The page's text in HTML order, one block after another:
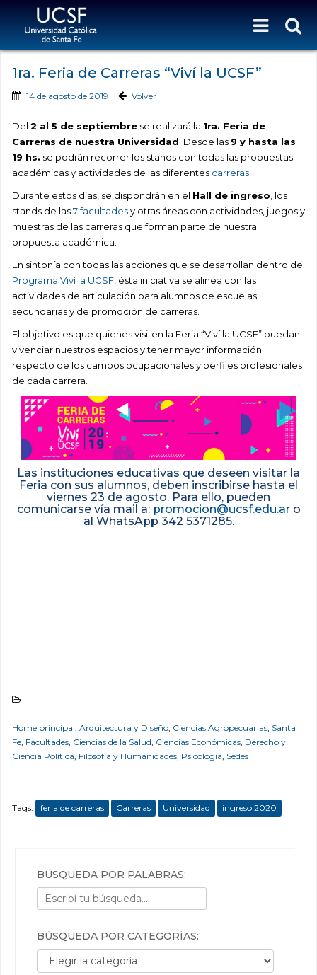
1ra. Feria de Carreras “Viví la UCSF”
14 de agosto de 2019 Volver
Del 2 al 5 de septiembre se realizará la 1ra. Feria de
Carreras de nuestra Universidad . Desde las 9 y hasta las
19 hs. se podrán recorrer los stands con todas las propuestas
académicas y actividades de las diferentes carreras
Durante estos días, se dispondrán en el Hall de ingreso , los
stands de las7 facultadesy otras áreas con actividades, juegos y
muestras de las carreras que forman parte de nuestra
propuesta académica.
En sintonía con todas las acciones que se desarrollan dentro del
Programa Viví la UCSF , ésta iniciativa se alinea con las
actividades de articulación para alumnos de escuelas
secundarias y de promoción de carreras.
El objetivo es que quienes visiten la Feria “Viví la UCSF” puedan
vivenciar nuestros espacios y tener mayor información
respecto de los campos ocupacionales y perfiles profesionales
de cada carrera.
Las instituciones educativas que deseen visitar la
Feria con sus alumnos, deben inscribirse hasta el
viernes 23 de agosto. Para ello, pueden
comunicarse vía mail a: promocion@ucsf.edu.aro
al WhatsApp 342 5371285.
Home principal, Arquitectura y Diseño, Ciencias Agropecuarias, Santa
Fe, Facultades, Ciencias de la Salud, Ciencias Económicas, Derecho y
Ciencia Política, Filosofía y Humanidades, Psicología, Sedes
Tags: feria de carreras Carreras Universidad ingreso 2020
BÚSQUEDA POR PALABRAS:
BÚSQUEDA POR CATEGORÍAS:
Búsqueda por categorías: